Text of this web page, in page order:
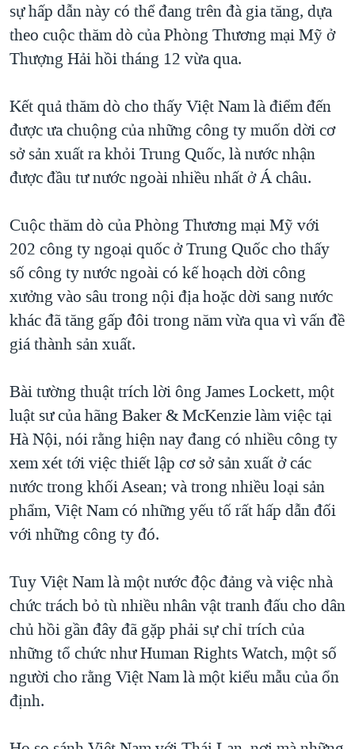
THƯỢNG ĐỈNH TRUMP-KIM TẠI VIỆT NAM
TRỊNH VĨNH BÌNH VS. CHÍNH PHỦ VIỆT NAM
NGƯ DÂN VIỆT VÀ LÀN SÓNG TRỘM HẢI SÂM
BÊN KIA QUỐC LỘ: TIẾNG VỌNG TỪ NÔNG THÔN MỸ
QUAN HỆ VIỆT MỸ
sự hấp dẫn này có thể đang trên đà gia tăng, dựa
theo cuộc thăm dò của Phòng Thương mại Mỹ ở
Thượng Hải hồi tháng 12 vừa qua.
Kết quả thăm dò cho thấy Việt Nam là điểm đến
được ưa chuộng của những công ty muốn dời cơ
sở sản xuất ra khỏi Trung Quốc, là nước nhận
được đầu tư nước ngoài nhiều nhất ở Á châu.
Cuộc thăm dò của Phòng Thương mại Mỹ với
202 công ty ngoại quốc ở Trung Quốc cho thấy
số công ty nước ngoài có kế hoạch dời công
xưởng vào sâu trong nội địa hoặc dời sang nước
khác đã tăng gấp đôi trong năm vừa qua vì vấn đề
giá thành sản xuất.
Bài tường thuật trích lời ông James Lockett, một
luật sư của hãng Baker & McKenzie làm việc tại
Hà Nội, nói rằng hiện nay đang có nhiều công ty
xem xét tới việc thiết lập cơ sở sản xuất ở các
nước trong khối Asean; và trong nhiều loại sản
phẩm, Việt Nam có những yếu tố rất hấp dẫn đối
với những công ty đó.
Tuy Việt Nam là một nước độc đảng và việc nhà
chức trách bỏ tù nhiều nhân vật tranh đấu cho dân
chủ hồi gần đây đã gặp phải sự chỉ trích của
những tổ chức như Human Rights Watch, một số
người cho rằng Việt Nam là một kiểu mẫu của ổn
định.